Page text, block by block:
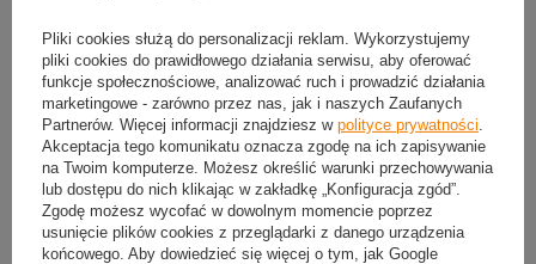
30 dni na łatwy zwrot
Sprawdź, w którym sklepie obejrzysz i kupisz od ręki
Bezpieczne zakupy
Darmowa dostawa do paczkomatu lub punktu
odbioru
Smile - dostawy ze sklepów internetowych przy zamówieniu od50,00 zł
Pliki cookies służą do personalizacji reklam. Wykorzystujemy
pliki cookies do prawidłowego działania serwisu, aby oferować
funkcje społecznościowe, analizować ruch i prowadzić działania
marketingowe - zarówno przez nas, jak i naszych Zaufanych
Partnerów. Więcej informacji znajdziesz w polityce prywatności
Akceptacja tego komunikatu oznacza zgodę na ich zapisywanie
na Twoim komputerze. Możesz określić warunki przechowywania
lub dostępu do nich klikając w zakładkę „Konfiguracja zgód”.
Zgodę możesz wycofać w dowolnym momencie poprzez
usunięcie plików cookies z przeglądarki z danego urządzenia
końcowego. Aby dowiedzieć się więcej o tym, jak Google